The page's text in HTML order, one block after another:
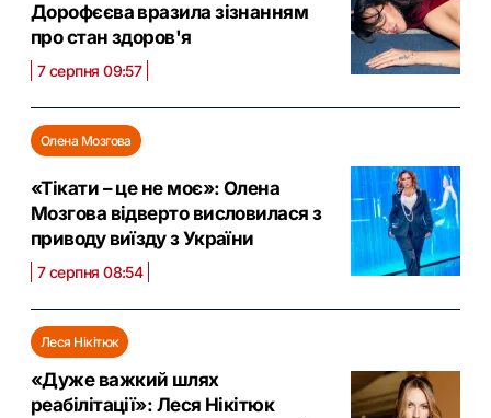
Дорофєєва вразила зізнанням
про стан здоров'я
7 серпня 09:57
Олена Мозгова
«Тікати – це не моє»: Олена
Мозгова відверто висловилася з
приводу виїзду з України
7 серпня 08:54
Леся Нікітюк
«Дуже важкий шлях
реабілітації»: Леся Нікітюк